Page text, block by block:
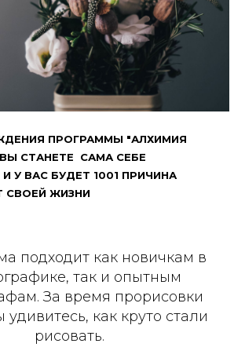
ПРОГРАММЫ "АЛХИМИЯ
СТАНЕТЕ САМА СЕБЕ
У ВАС БУДЕТ 1001 ПРИЧИНА
СВОЕЙ ЖИЗНИ
подходит как новичкам в
так и опытным
За время прорисовки
удивитесь, как круто стали
рисовать.